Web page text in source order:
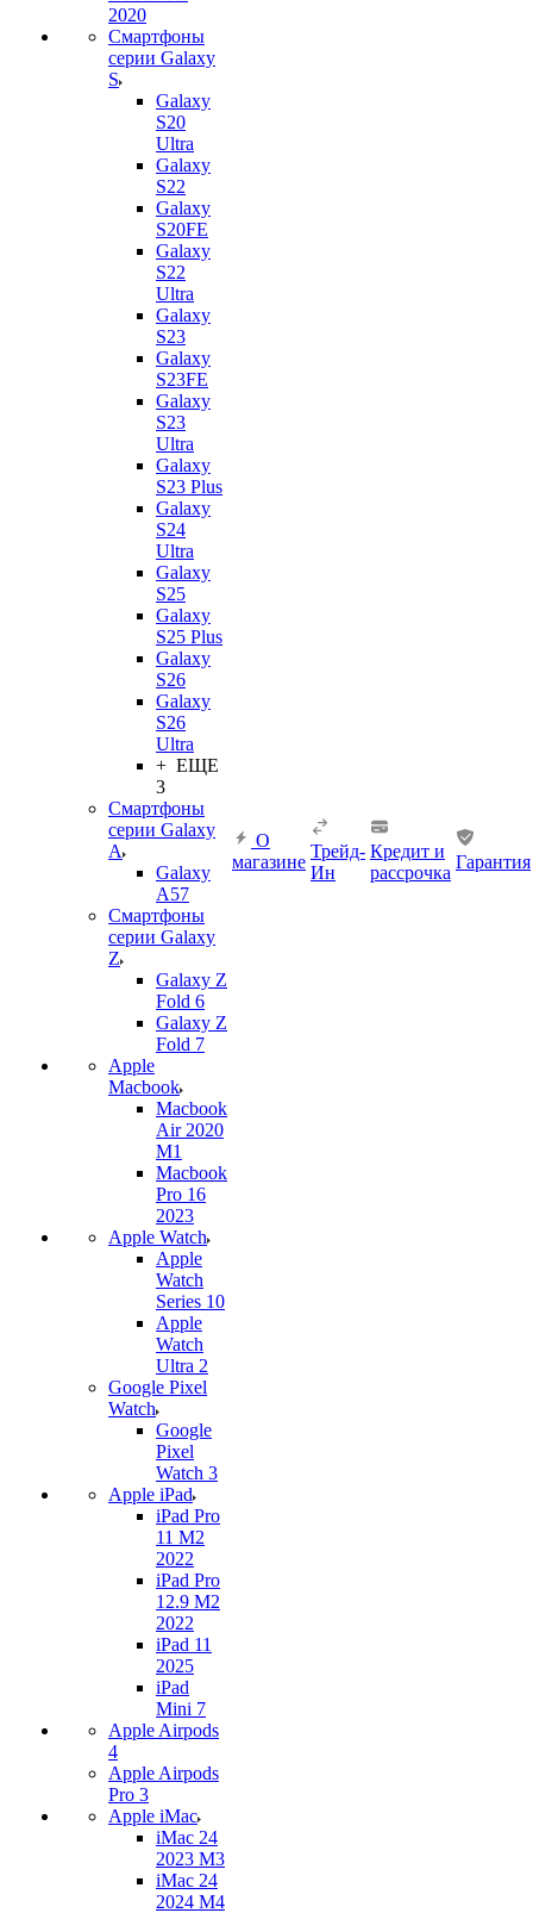
2020
Смартфоны
серии Galaxy
S
Galaxy
S20
Ultra
Galaxy
S22
Galaxy
S20FE
Galaxy
S22
Ultra
Galaxy
S23
Galaxy
S23FE
Galaxy
S23
Ultra
Galaxy
S23 Plus
Galaxy
S24
Ultra
Galaxy
S25
Galaxy
S25 Plus
Galaxy
S26
Galaxy
S26
Ultra
+ ЕЩЕ
3
Смартфоны
серии Galaxy
A
Galaxy
A57
Смартфоны
серии Galaxy
Z
Galaxy Z
Fold 6
Galaxy Z
Fold 7
Apple
Macbook
Macbook
Air 2020
M1
Macbook
Pro 16
2023
Apple Watch
Apple
Watch
Series 10
Apple
Watch
Ultra 2
Google Pixel
Watch
Google
Pixel
Watch 3
Apple iPad
iPad Pro
11 M2
2022
iPad Pro
12.9 M2
2022
iPad 11
2025
iPad
Mini 7
Apple Airpods
4
Apple Airpods
Pro 3
Apple iMac
iMac 24
2023 M3
iMac 24
2024 M4
О
магазине
Трейд-
Ин
Кредит и
рассрочка
Гарантия